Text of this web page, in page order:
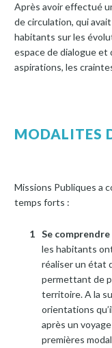
Après avoir effectué
de circulation, qui
habitants sur les
espace de dialogue
aspirations, les
MODALITES
Missions Publiques a
temps forts :
Se comprendre
les habitants
réaliser un état
permettant de
territoire. A la
orientations
après un
premières